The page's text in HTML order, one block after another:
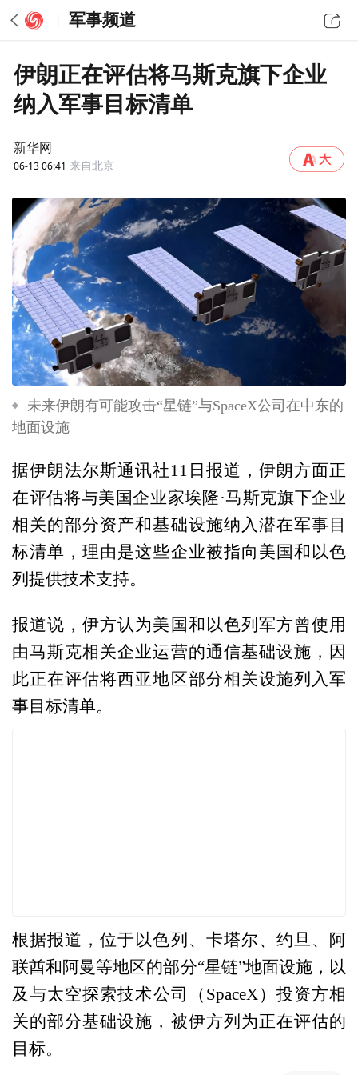
军事频道
伊朗正在评估将马斯克旗下企业
纳入军事目标清单
新华网
06-13 06:41 来自北京
未来伊朗有可能攻击“星链”与SpaceX公司在中东的
地面设施
据伊朗法尔斯通讯社11日报道，伊朗方面正
在评估将与美国企业家埃隆·马斯克旗下企业
相关的部分资产和基础设施纳入潜在军事目
标清单，理由是这些企业被指向美国和以色
列提供技术支持。
报道说，伊方认为美国和以色列军方曾使用
由马斯克相关企业运营的通信基础设施，因
此正在评估将西亚地区部分相关设施列入军
事目标清单。
根据报道，位于以色列、卡塔尔、约旦、阿
联酋和阿曼等地区的部分“星链”地面设施，以
及与太空探索技术公司（SpaceX）投资方相
关的部分基础设施，被伊方列为正在评估的
目标。